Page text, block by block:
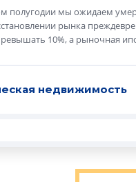
полугодии мы ожидаем
рынка
10%, а рыночная
недвижимость